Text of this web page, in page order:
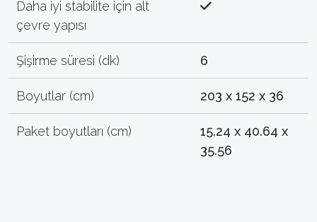
Daha iyi stabilite için alt
çevre yapısı
Şişirme süresi (dk) 6
Boyutlar (cm) 203 x 152 x 36
Paket boyutları (cm)
15.24 x 40.64 x
35.56